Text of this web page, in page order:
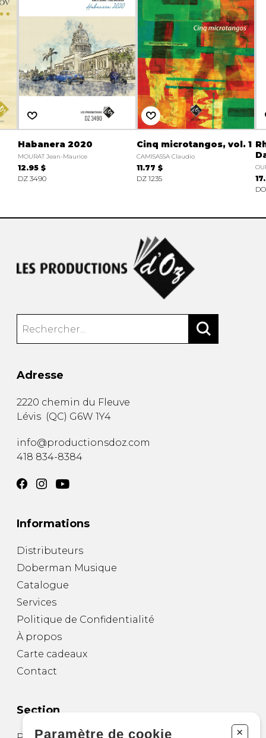
Habanera 2020
MOURAT Jean-Maurice
12.95 $
DZ 3490
Cinq microtangos, vol. 1
CAMISASSA Claudio
11.77 $
DZ 1235
Adresse
2220 chemin du Fleuve
Lévis (QC) G6W 1Y4
info@productionsdoz.com
418 834-8384
Informations
Distributeurs
Doberman Musique
Catalogue
Services
Politique de Confidentialité
À propos
Carte cadeaux
Contact
Section
Paramètre de cookie +